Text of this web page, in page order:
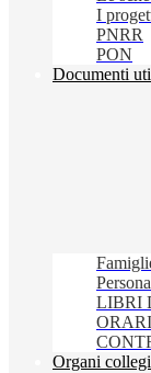
I
PNRR
PON
Documenti
LIBRI
Organi